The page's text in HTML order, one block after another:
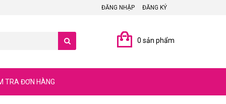
ĐĂNG NHẬP ĐĂNG KÝ
0 sản phẩm
TRA ĐƠN HÀNG